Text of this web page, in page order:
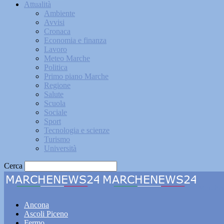
Attualità
Ambiente
Avvisi
Cronaca
Economia e finanza
Lavoro
Meteo Marche
Politica
Primo piano Marche
Regione
Salute
Scuola
Sociale
Sport
Tecnologia e scienze
Turismo
Università
Cerca
Ancona
Ascoli Piceno